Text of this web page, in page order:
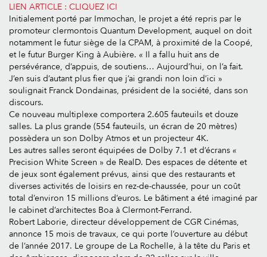
LIEN ARTICLE : CLIQUEZ ICI
Initialement porté par Immochan, le projet a été repris par le
promoteur clermontois Quantum Development, auquel on doit
notamment le futur siège de la CPAM, à proximité de la Coopé,
et le futur Burger King à Aubière. « Il a fallu huit ans de
persévérance, d’appuis, de soutiens… Aujourd’hui, on l’a fait.
J’en suis d’autant plus fier que j’ai grandi non loin d’ici »
soulignait Franck Dondainas, président de la société, dans son
discours.
Ce nouveau multiplexe comportera 2.605 fauteuils et douze
salles. La plus grande (554 fauteuils, un écran de 20 mètres)
possèdera un son Dolby Atmos et un projecteur 4K.
Les autres salles seront équipées de Dolby 7.1 et d’écrans «
Precision White Screen » de RealD. Des espaces de détente et
de jeux sont également prévus, ainsi que des restaurants et
diverses activités de loisirs en rez-de-chaussée, pour un coût
total d’environ 15 millions d’euros. Le bâtiment a été imaginé par
le cabinet d’architectes Boa à Clermont-Ferrand.
Robert Laborie, directeur développement de CGR Cinémas,
annonce 15 mois de travaux, ce qui porte l’ouverture au début
de l’année 2017. Le groupe de La Rochelle, à la tête du Paris et